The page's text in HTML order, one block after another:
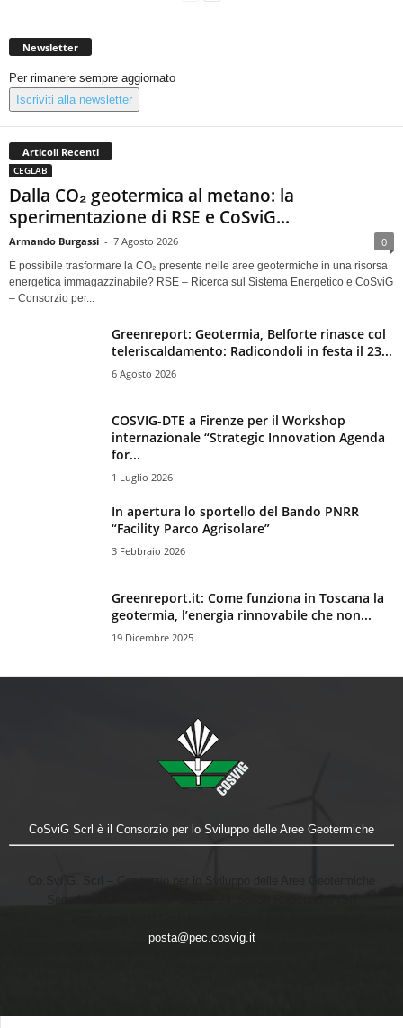
Newsletter
Per rimanere sempre aggiornato
Iscriviti alla newsletter
Articoli Recenti
CEGLAB
Dalla CO₂ geotermica al metano: la
sperimentazione di RSE e CoSviG...
Armando Burgassi - 7 Agosto 2026 0
È possibile trasformare la CO₂ presente nelle aree geotermiche in una risorsa
energetica immagazzinabile? RSE – Ricerca sul Sistema Energetico e CoSviG
– Consorzio per...
Greenreport: Geotermia, Belforte rinasce col
teleriscaldamento: Radicondoli in festa il 23...
6 Agosto 2026
COSVIG-DTE a Firenze per il Workshop
internazionale “Strategic Innovation Agenda
for...
1 Luglio 2026
In apertura lo sportello del Bando PNRR
“Facility Parco Agrisolare”
3 Febbraio 2026
Greenreport.it: Come funziona in Toscana la
geotermia, l’energia rinnovabile che non...
19 Dicembre 2025
CoSviG Scrl è il Consorzio per lo Sviluppo delle Aree Geotermiche
posta@pec.cosvig.it